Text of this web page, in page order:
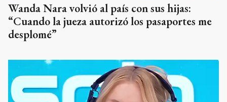
Wanda Nara volvió al país con sus hijas:
“Cuando la jueza autorizó los pasaportes me
desplomé”